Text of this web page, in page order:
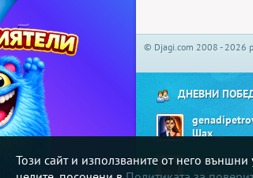
Този сайт и използваните от него
© Djagi.com 2008 - 2026
ДНЕВНИ
Шах
shusha
Хавайско